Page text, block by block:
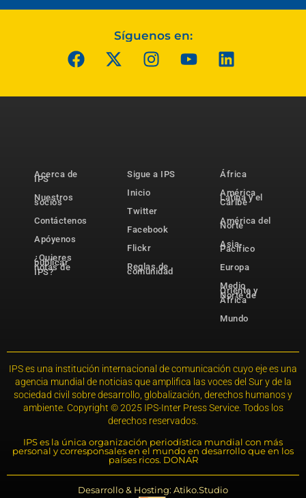
Síguenos en:
Acerca de
IPS
Nuestros
socios
Contáctenos
Apóyenos
¿Quieres
publicar
notas de
IPS?
Sigue a IPS
Inicio
Twitter
Facebook
Flickr
Reglas de
comunidad
África
América
Latina y el
Caribe
América del
Norte
Asia-
Pacífico
Europa
Medio
Oriente y
Norte de
África
Mundo
IPS es una institución internacional de comunicación cuyo eje es una
agencia mundial de noticias que amplifica las voces del Sur y de la
sociedad civil sobre desarrollo, globalización, derechos humanos y
ambiente. Copyright © 2025 IPS-Inter Press Service. Todos los
derechos reservados.
IPS es la única organización periodística mundial con más
personal y corresponsales en el mundo en desarrollo que en los
países ricos. DONAR
Desarrollo & Hosting: Atiko.Studio